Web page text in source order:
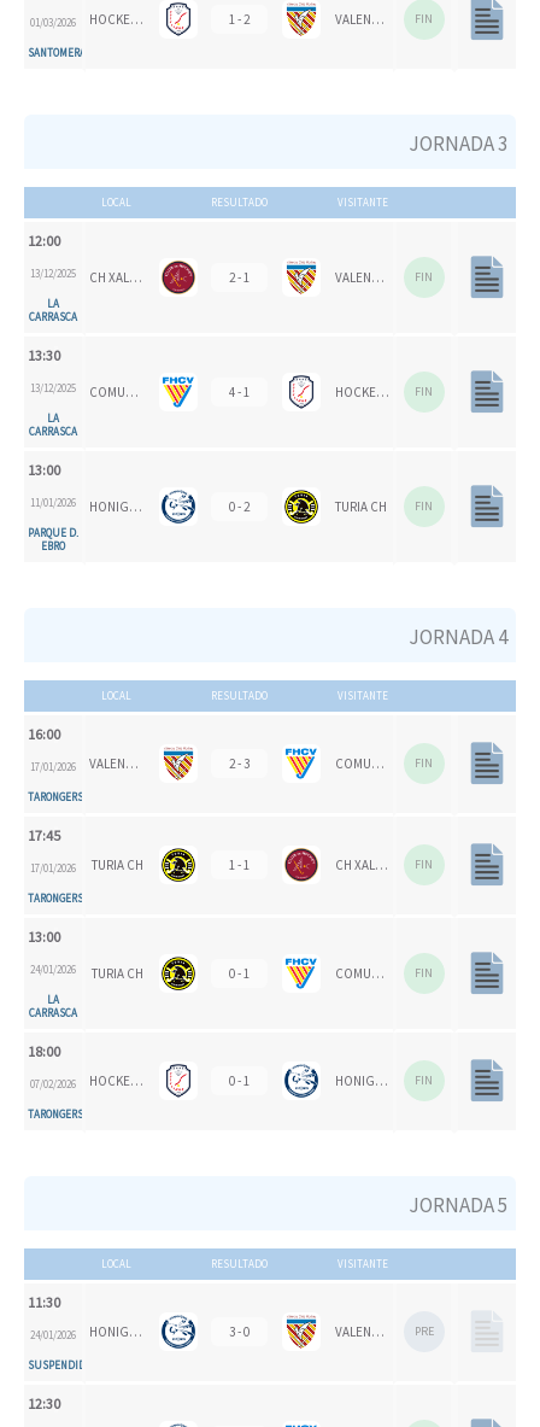
01/03/2026
SANTOMERA
HOCKEYMUR 1 - 2 VALENCIA CH FIN
JORNADA 3
LOCAL RESULTADO VISITANTE
12:00
13/12/2025
LA
CARRASCA
CH XALOC 2 - 1 VALENCIA CH FIN
13:30
13/12/2025
LA
CARRASCA
COMUNITAT VALENCIANA 4 - 1 HOCKEYMUR FIN
13:00
11/01/2026
PARQUE D.
EBRO
HONIGVÖGEL 0 - 2 TURIA CH FIN
JORNADA 4
LOCAL RESULTADO VISITANTE
16:00
17/01/2026
TARONGERS
VALENCIA CH 2 - 3 COMUNITAT VALENCIANA FIN
17:45
17/01/2026
TARONGERS
TURIA CH 1 - 1 CH XALOC FIN
13:00
24/01/2026
LA
CARRASCA
TURIA CH 0 - 1 COMUNITAT VALENCIANA FIN
18:00
07/02/2026
TARONGERS
HOCKEYMUR 0 - 1 HONIGVÖGEL FIN
JORNADA 5
LOCAL RESULTADO VISITANTE
11:30
24/01/2026
SUSPENDIDO
HONIGVÖGEL 3 - 0 VALENCIA CH PRE
12:30